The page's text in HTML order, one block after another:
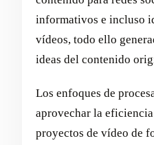
informativos e incluso
vídeos, todo ello
ideas del contenido
Los enfoques de
aprovechar la
proyectos de vídeo de